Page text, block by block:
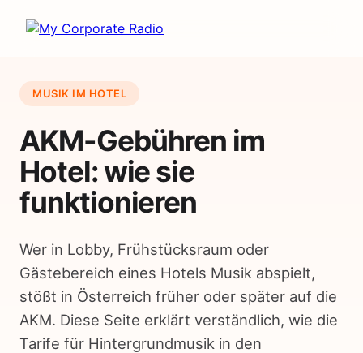
MUSIK IM HOTEL
AKM-Gebühren im
Hotel: wie sie
funktionieren
Wer in Lobby, Frühstücksraum oder
Gästebereich eines Hotels Musik abspielt,
stößt in Österreich früher oder später auf die
AKM. Diese Seite erklärt verständlich, wie die
Tarife für Hintergrundmusik in den